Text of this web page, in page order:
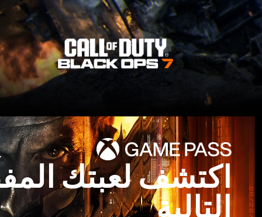
اكتشف لعبتك
التالية